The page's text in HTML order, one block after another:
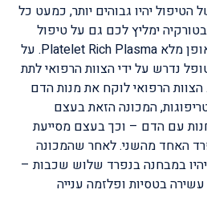
יהיו גבוהים יותר, כמעט כל
ימליץ לכם גם על טיפול
או באופן מלא Platelet Rich Plasma. על
נדרש על ידי הצוות הרפואי לתת
הרפואי לוקח את מנות הדם
המכונה הזאת בעצם
עם הדם – וכך בעצם מסייעת
האחד מהשני. לאחר שהמכונה
במבחנה בנפרד שלוש שכבות –
בטסיות ופלזמה ענייה